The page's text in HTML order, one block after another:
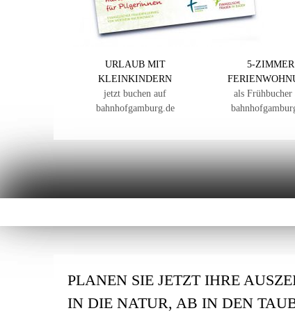
URLAUB MIT
KLEINKINDERN
jetzt buchen auf
bahnhofgamburg.de
5-ZIMMER
als Frühbucher
PLANEN SIE JETZT IHRE
IN DIE NATUR, AB IN DEN